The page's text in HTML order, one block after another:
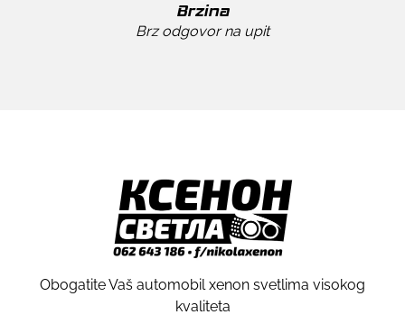
Brzina
Brz odgovor na upit
Obogatite Vaš automobil xenon svetlima visokog
kvaliteta